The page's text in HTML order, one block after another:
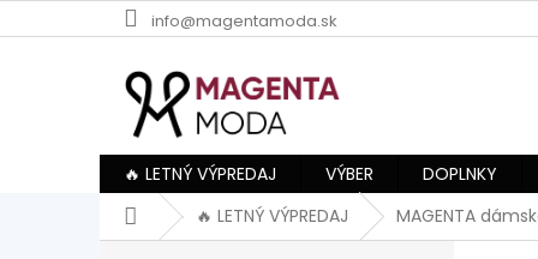
na
info@magentamoda.sk
🔥 LETNÝ VÝPREDAJ VÝBER DOPLNKY
Domov🔥 LETNÝ VÝPREDAJ MAGENTA